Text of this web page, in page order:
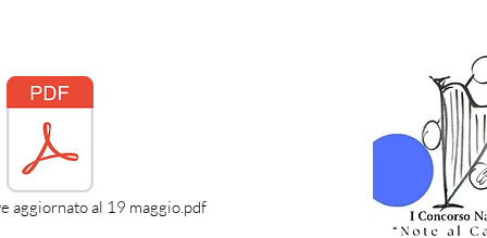
aggiornato al 19 maggio.pdf